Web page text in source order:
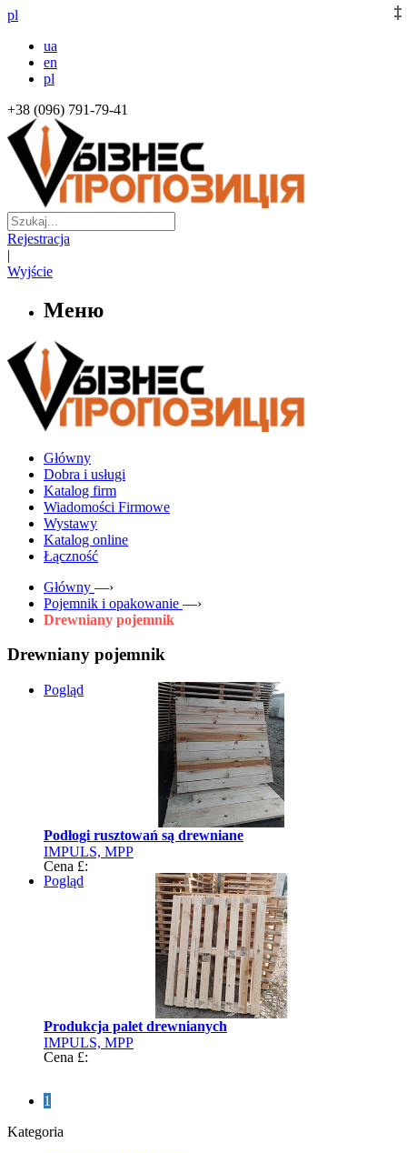
pl
ua
en
pl
+38 (096) 791-79-41
Rejestracja
|
Wyjście
Меню
Główny
Dobra i usługi
Katalog firm
Wiadomości Firmowe
Wystawy
Katalog online
Łączność
Główny —›
Pojemnik i opakowanie —›
Drewniany pojemnik
Drewniany pojemnik
Pogląd
Podłogi rusztowań są drewniane
IMPULS, MPP
Cena £:
Pogląd
Produkcja palet drewnianych
IMPULS, MPP
Cena £:
1
Kategoria